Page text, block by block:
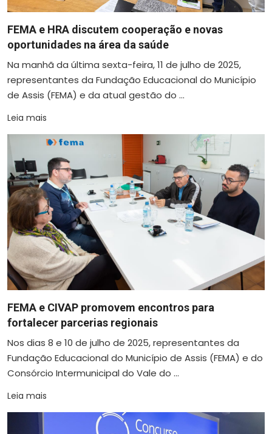
FEMA e HRA discutem cooperação e novas
oportunidades na área da saúde
Na manhã da última sexta-feira, 11 de julho de 2025,
representantes da Fundação Educacional do Município
de Assis (FEMA) e da atual gestão do ...
Leia mais
FEMA e CIVAP promovem encontros para
fortalecer parcerias regionais
Nos dias 8 e 10 de julho de 2025, representantes da
Fundação Educacional do Município de Assis (FEMA) e do
Consórcio Intermunicipal do Vale do ...
Leia mais